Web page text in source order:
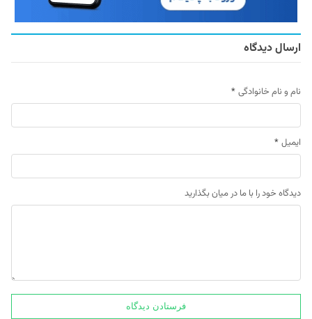
ارسال دیدگاه
نام و نام خانوادگی *
ایمیل *
دیدگاه خود را با ما در میان بگذارید